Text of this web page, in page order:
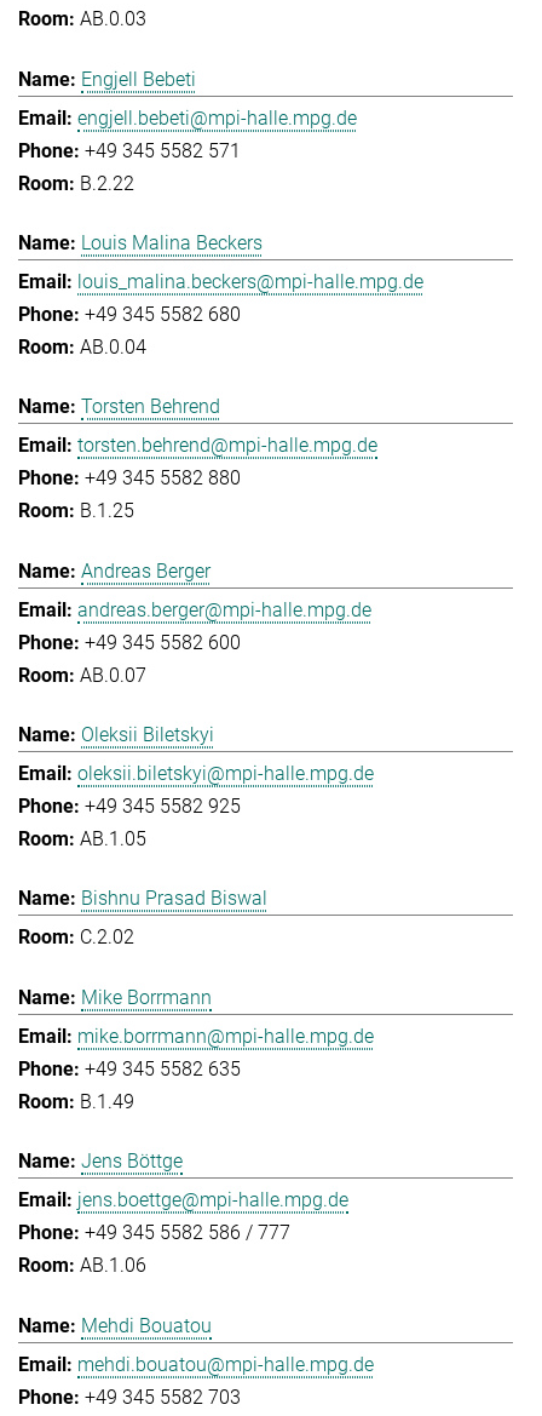
AB.0.03
Engjell Bebeti
engjell.bebeti@mpi-halle.mpg.de
+49 345 5582 571
B.2.22
Louis Malina Beckers
louis_malina.beckers@mpi-halle.mpg.de
+49 345 5582 680
AB.0.04
Torsten Behrend
torsten.behrend@mpi-halle.mpg.de
+49 345 5582 880
B.1.25
Andreas Berger
andreas.berger@mpi-halle.mpg.de
+49 345 5582 600
AB.0.07
Oleksii Biletskyi
oleksii.biletskyi@mpi-halle.mpg.de
+49 345 5582 925
AB.1.05
Bishnu Prasad Biswal
C.2.02
Mike Borrmann
mike.borrmann@mpi-halle.mpg.de
+49 345 5582 635
B.1.49
Jens Böttge
jens.boettge@mpi-halle.mpg.de
+49 345 5582 586 / 777
AB.1.06
Mehdi Bouatou
mehdi.bouatou@mpi-halle.mpg.de
+49 345 5582 703